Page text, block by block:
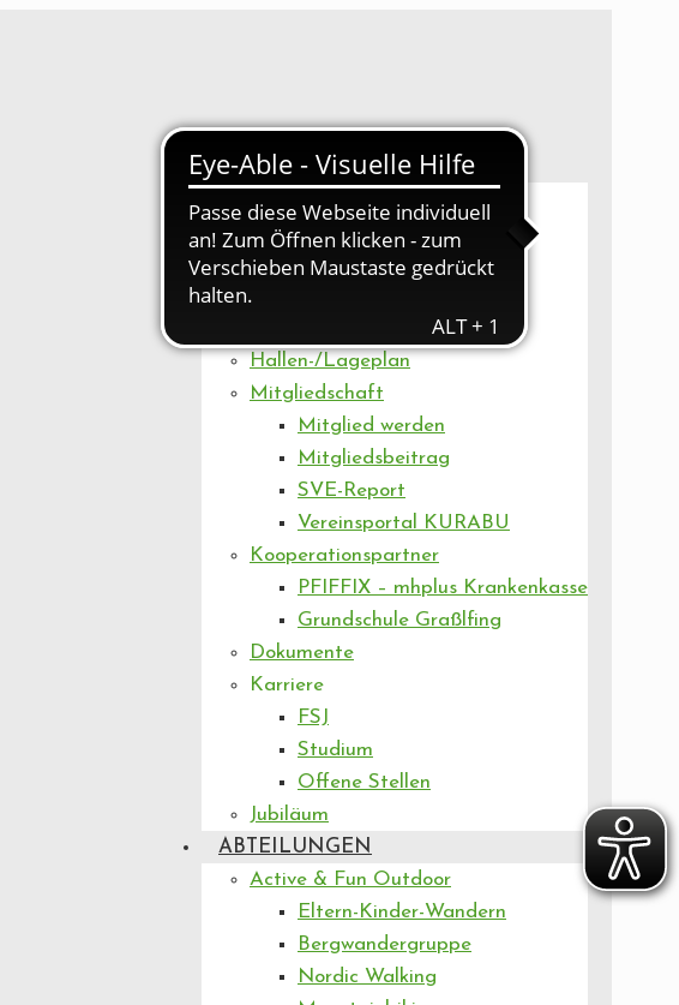
UNSER VEREIN
Artikel
Vorstand
Geschäftsstelle
Hallen-/Lageplan
Mitgliedschaft
Mitglied werden
Mitgliedsbeitrag
SVE-Report
Vereinsportal KURABU
Kooperationspartner
PFIFFIX – mhplus Krankenkasse
Grundschule Graßlfing
Dokumente
Karriere
FSJ
Studium
Offene Stellen
Jubiläum
ABTEILUNGEN
Active & Fun Outdoor
Eltern-Kinder-Wandern
Bergwandergruppe
Nordic Walking